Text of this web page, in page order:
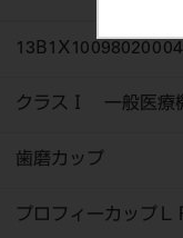
13B1X10098020004
クラスⅠ 一般医療
歯磨カップ
プロフィーカップＬ